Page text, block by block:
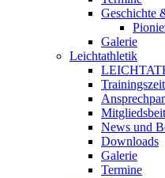
Geschichte
Galerie
Leichtathletik
News und
Downloads
Galerie
Termine